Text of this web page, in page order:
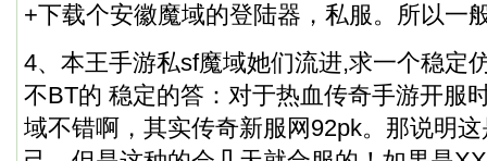
+下载个安徽魔域的登陆器，私服。所以一
4、本王手游私sf魔域她们流进,求一个稳定
不BT的 稳定的答：对于热血传奇手游开服
域不错啊，其实传奇新服网92pk。那说明